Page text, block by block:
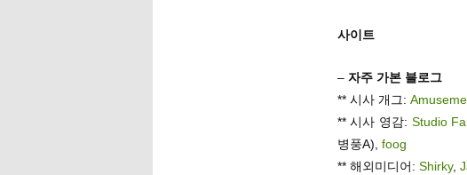
사이트
– 자주 가본 블로그
** 시사 개그:
** 시사 영감: Studio
병풍A), foog
** 해외미디어: Shirky,